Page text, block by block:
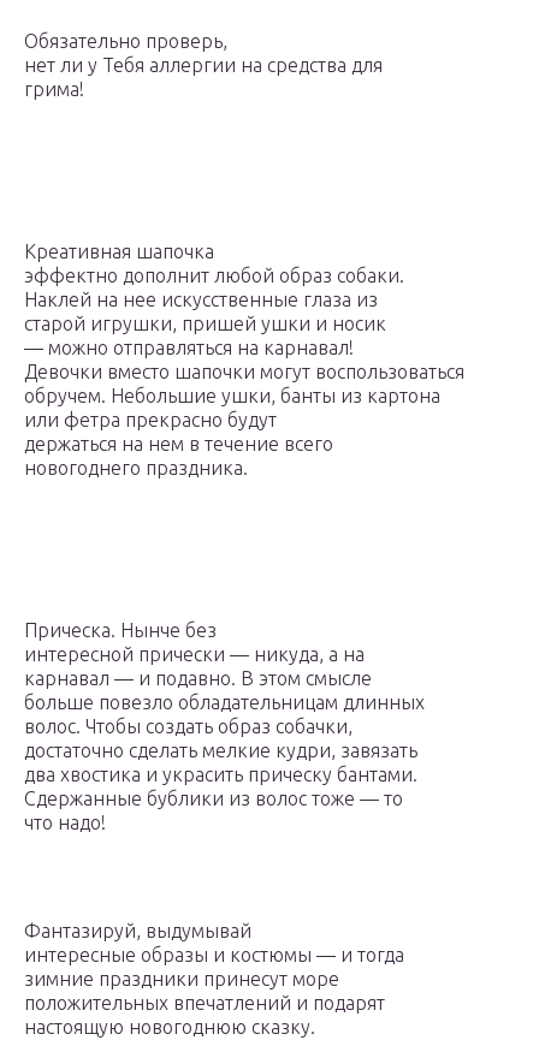
Обязательно проверь,
нет ли у Тебя аллергии на средства для
грима!
Креативная шапочка
эффектно дополнит любой образ собаки.
Наклей на нее искусственные глаза из
старой игрушки, пришей ушки и носик
— можно отправляться на карнавал!
Девочки вместо шапочки могут воспользоваться
обручем. Небольшие ушки, банты из картона
или фетра прекрасно будут
держаться на нем в течение всего
новогоднего праздника.
Прическа. Нынче без
интересной прически — никуда, а на
карнавал — и подавно. В этом смысле
больше повезло обладательницам длинных
волос. Чтобы создать образ собачки,
достаточно сделать мелкие кудри, завязать
два хвостика и украсить прическу бантами.
Сдержанные бублики из волос тоже — то
что надо!
Фантазируй, выдумывай
интересные образы и костюмы — и тогда
зимние праздники принесут море
положительных впечатлений и подарят
настоящую новогоднюю сказку.